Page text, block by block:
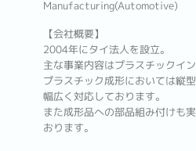
Manufacturing(Automotive)
【会社概要】
2004年にタイ法人を設立。
主な事業内容はプラスチックイ
プラスチック成形においては縦
幅広く対応しております。
また成形品への部品組み付けも
おります。